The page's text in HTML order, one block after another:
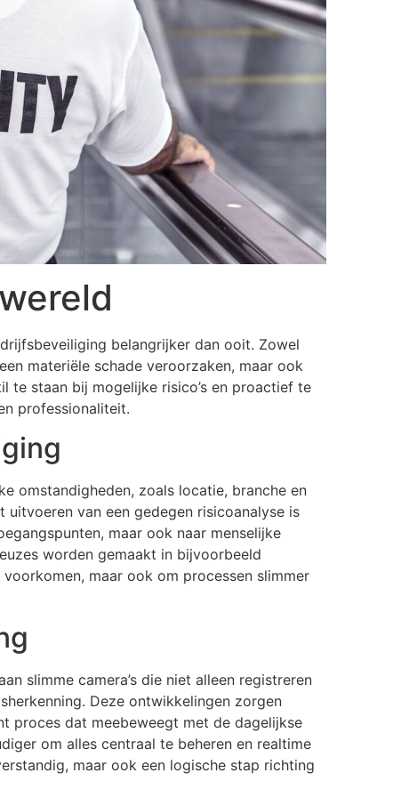
belangrijker dan ooit. Zowel
materiële schade veroorzaken, maar ook
te staan bij mogelijke risico’s en proactief te
professionaliteit.
omstandigheden, zoals locatie, branche en
van een gedegen risicoanalyse is
maar ook naar menselijke
worden gemaakt in bijvoorbeeld
maar ook om processen slimmer
slimme camera’s die niet alleen registreren
Deze ontwikkelingen zorgen
proces dat meebeweegt met de dagelijkse
om alles centraal te beheren en realtime
maar ook een logische stap richting